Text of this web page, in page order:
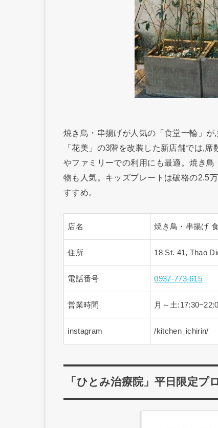
焼き鳥・串揚げが人気の「食堂一輪」が
「花美」の3階を改装した新店舗では,
やファミリーでの利用にも最適。焼き
物も人気。キッズプレートは破格の2.5
すすめ。
店名 焼き鳥・串揚げ
住所 18 St. 41, Thao
電話番号 0937-773-615
営業時間 月～土
instagram /kitchen_ichirin/
「ひとみ治療院」平日限定プ